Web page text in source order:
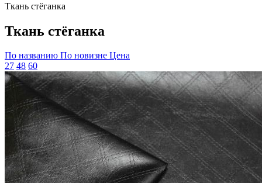
Ткань стёганка
Ткань стёганка
По названию По новизне Цена
27 48 60